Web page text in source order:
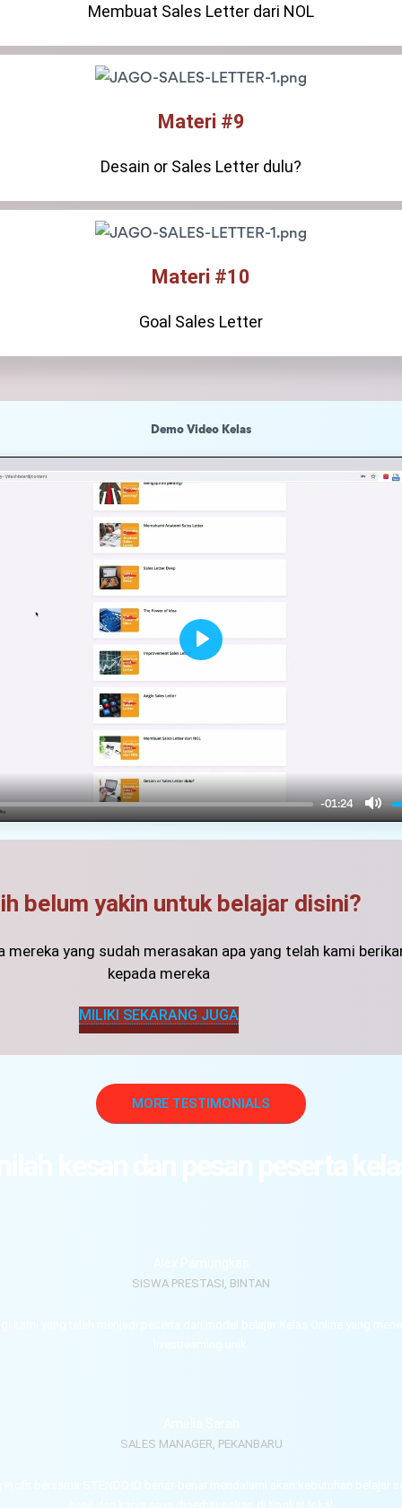
Membuat Sales Letter dari NOL
Materi #9
Desain or Sales Letter dulu?
Materi #10
Goal Sales Letter
Demo Video Kelas
-01:24
Play
belum yakin untuk belajar disini?
mereka yang sudah merasakan apa yang telah kami
kepada mereka
MILIKI SEKARANG JUGA
MORE TESTIMONIALS
kesan dan pesan peserta
SISWA PRESTASI, BINTAN
kami yang telah menjadi peserta dari model belajar Kelas Online yang
SALES MANAGER, PEKANBARU
bersama STENDO.ID benar-benar mendalami akan kebutuhan belajar